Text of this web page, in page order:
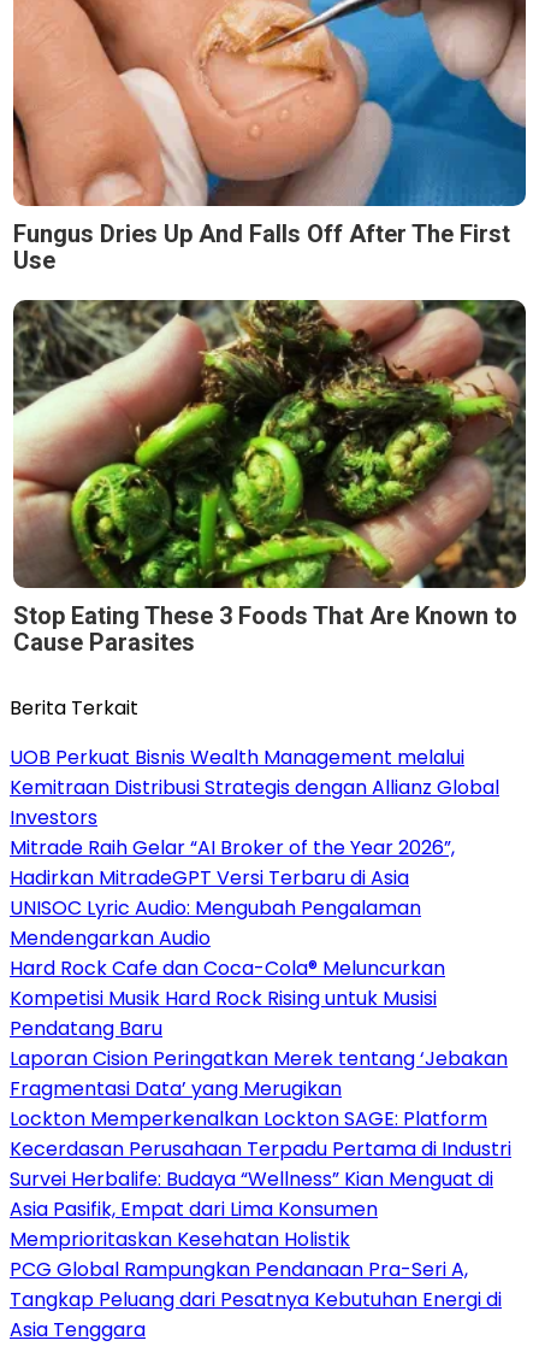
Fungus Dries Up And Falls Off After The First
Use
Stop Eating These 3 Foods That Are Known to
Cause Parasites
Berita Terkait
UOB Perkuat Bisnis Wealth Management melalui
Kemitraan Distribusi Strategis dengan Allianz Global
Investors
Mitrade Raih Gelar “AI Broker of the Year 2026”,
Hadirkan MitradeGPT Versi Terbaru di Asia
UNISOC Lyric Audio: Mengubah Pengalaman
Mendengarkan Audio
Hard Rock Cafe dan Coca-Cola® Meluncurkan
Kompetisi Musik Hard Rock Rising untuk Musisi
Pendatang Baru
Laporan Cision Peringatkan Merek tentang ‘Jebakan
Fragmentasi Data’ yang Merugikan
Lockton Memperkenalkan Lockton SAGE: Platform
Kecerdasan Perusahaan Terpadu Pertama di Industri
Survei Herbalife: Budaya “Wellness” Kian Menguat di
Asia Pasifik, Empat dari Lima Konsumen
Memprioritaskan Kesehatan Holistik
PCG Global Rampungkan Pendanaan Pra-Seri A,
Tangkap Peluang dari Pesatnya Kebutuhan Energi di
Asia Tenggara